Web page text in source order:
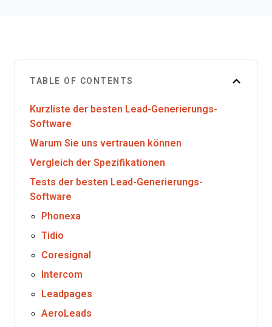
TABLE OF CONTENTS
Kurzliste der besten Lead-Generierungs-
Software
Warum Sie uns vertrauen können
Vergleich der Spezifikationen
Tests der besten Lead-Generierungs-
Software
Phonexa
Tidio
Coresignal
Intercom
Leadpages
AeroLeads